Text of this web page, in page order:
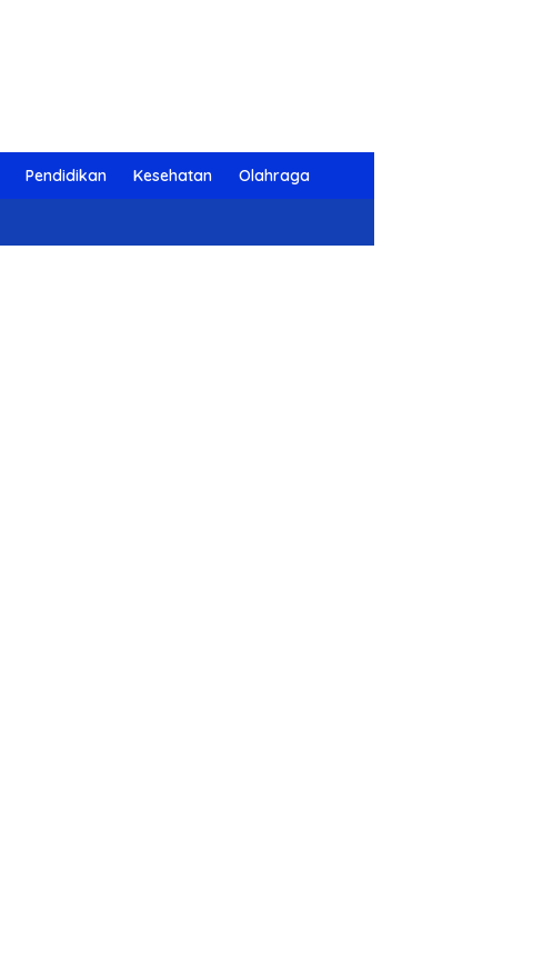
Pendidikan Kesehatan Olahraga